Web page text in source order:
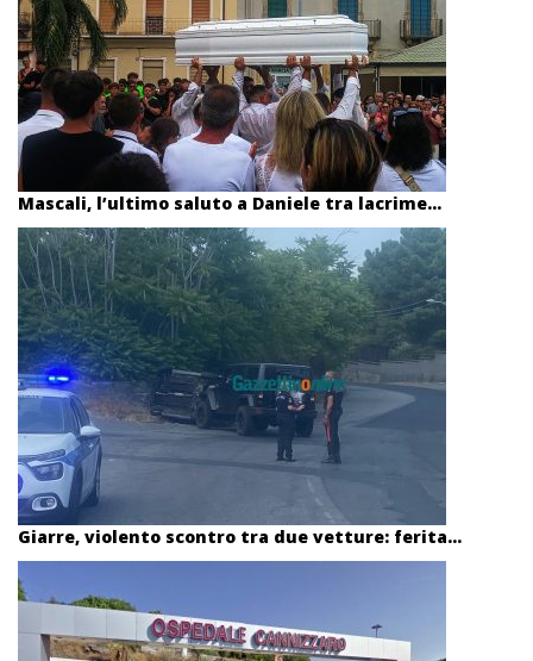
Mascali, l’ultimo saluto a Daniele tra lacrime...
Giarre, violento scontro tra due vetture: ferita...